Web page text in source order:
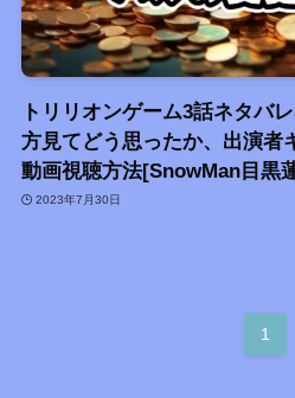
トリリオンゲーム3話ネタバ
方見てどう思ったか、出演者
動画視聴方法[SnowMan目黒
2023年7月30日
1